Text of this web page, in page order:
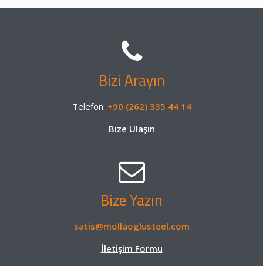
Bizi Arayın
Telefon: +90 (262) 335 44 14
Bize Ulaşın
Bize Yazın
satis@mollaoglusteel.com
İletişim Formu